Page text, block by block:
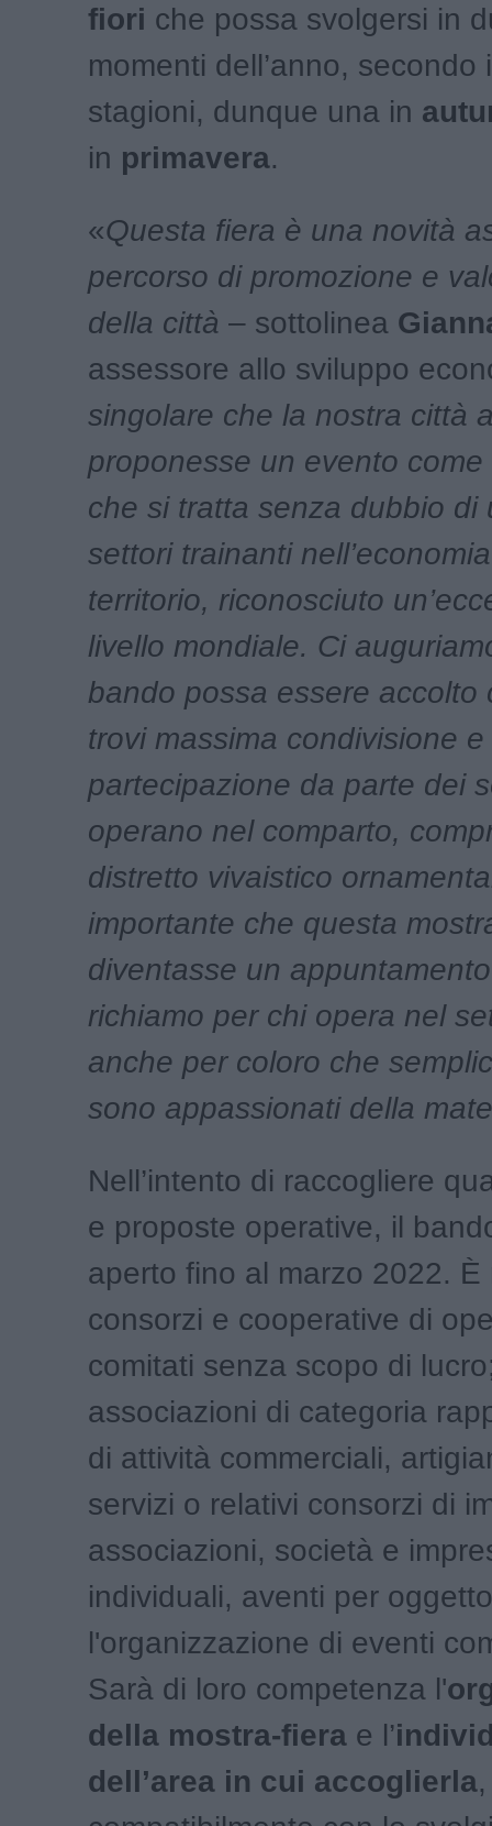
fiori che possa svolgersi in
momenti dell’anno, secondo
stagioni, dunque una in
in primavera.
«Questa fiera è una novità
percorso di promozione e
della città – sottolinea
assessore allo sviluppo
singolare che la nostra città
proponesse un evento
che si tratta senza dubbio di
settori trainanti
territorio, riconosciuto
livello mondiale. Ci
bando possa essere accolto
trovi massima condivisione e
partecipazione da parte dei
operano nel comparto,
distretto vivaistico
importante che questa
diventasse un
richiamo per chi opera nel
anche per coloro che
sono appassionati della
Nell’intento di raccogliere
e proposte operative, il
aperto fino al marzo 2022. È
consorzi e cooperative di
comitati senza scopo di
associazioni di categoria
di attività commerciali,
servizi o relativi consorzi di
associazioni, società e
individuali, aventi per oggetto
l'organizzazione di eventi
Sarà di loro competenza l'
della mostra-fiera e l’
dell’area in cui accoglierla,